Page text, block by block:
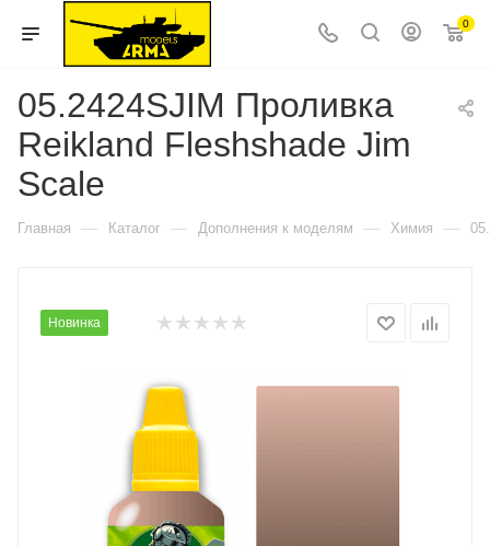
0
05.2424SJIM Проливка
Reikland Fleshshade Jim
Scale
Главная — Каталог — Дополнения к моделям — Химия —
Новинка